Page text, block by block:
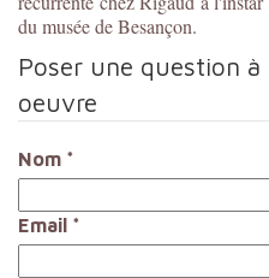
du musée de Besançon.
Poser une question
oeuvre
Nom *
Email *